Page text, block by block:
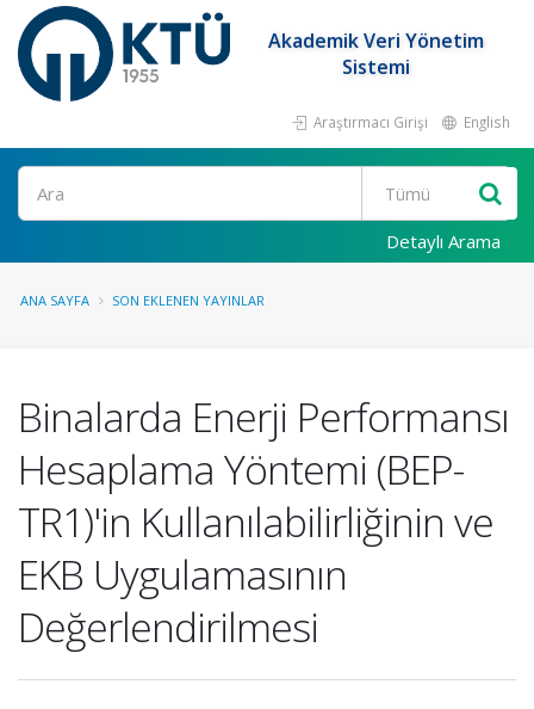
Akademik Veri Yönetim
Sistemi
Araştırmacı Girişi English
Ara
Detaylı Arama
ANA SAYFA SON EKLENEN YAYINLAR
Binalarda Enerji Performansı
Hesaplama Yöntemi (BEP-
TR1)'in Kullanılabilirliğinin ve
EKB Uygulamasının
Değerlendirilmesi